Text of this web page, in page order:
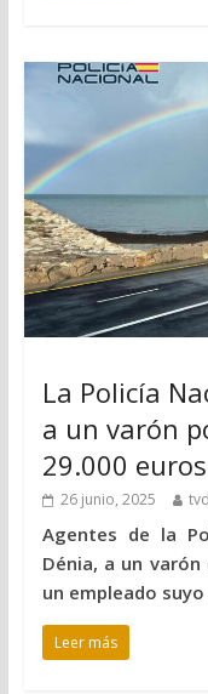
La Policía
a un varón
29.000
26 junio, 2025
Agentes de la
Dénia, a un
un empleado
Leer más